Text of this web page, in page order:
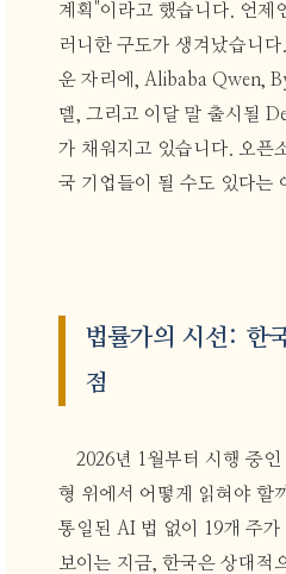
계획"이라고 했습니다. 언제
러니한 구도가 생겨났습니다
운 자리에, Alibaba Qwen,
델, 그리고 이달 말 출시될
가 채워지고 있습니다. 오픈
국 기업들이 될 수도 있다는
법률가의 시선: 한
점
2026년 1월부터 시행 중
형 위에서 어떻게 읽혀야 할
통일된 AI 법 없이 19개 주
보이는 지금, 한국은 상대적